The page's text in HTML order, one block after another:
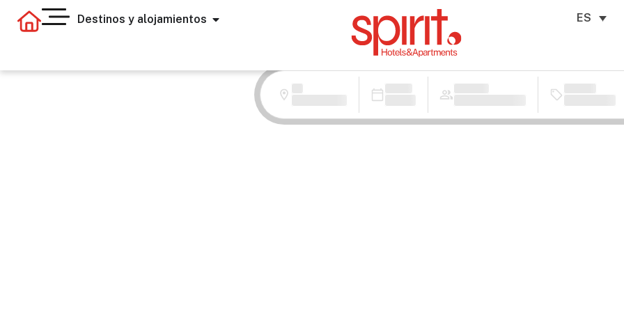
Destinos y alojamientos ES
Todos los hoteles Entrada — Salida
Quién
2 adultos · 1 habitación